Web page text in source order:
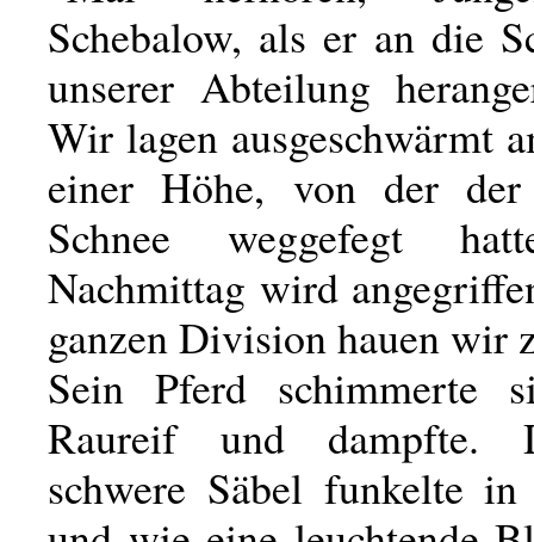
Schebalow, als er an die
unserer Abteilung
Wir lagen ausgeschwärmt
einer Höhe, von der
Schnee weggefegt
Nachmittag wird
ganzen Division hauen wir
Sein Pferd schimmerte
Raureif und dampfte.
schwere Säbel funkelte